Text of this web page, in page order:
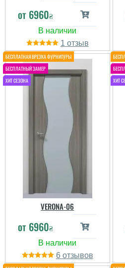
от 6960₴
1
VERONA-06
от 6960₴
6